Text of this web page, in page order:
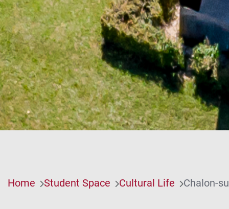
Home Student Space Cultural Life Chalon-